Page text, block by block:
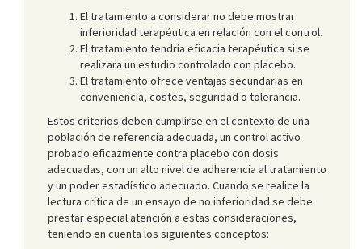
El tratamiento a considerar no debe mostrar
inferioridad terapéutica en relación con el control.
El tratamiento tendría eficacia terapéutica si se
realizara un estudio controlado con placebo.
El tratamiento ofrece ventajas secundarias en
conveniencia, costes, seguridad o tolerancia.
Estos criterios deben cumplirse en el contexto de una
población de referencia adecuada, un control activo
probado eficazmente contra placebo con dosis
adecuadas, con un alto nivel de adherencia al tratamiento
y un poder estadístico adecuado. Cuando se realice la
lectura crítica de un ensayo de no inferioridad se debe
prestar especial atención a estas consideraciones,
teniendo en cuenta los siguientes conceptos: